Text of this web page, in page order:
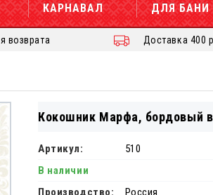
КАРНАВАЛ ДЛЯ БАНИ
возврата Доставка 400
Кокошник Марфа, бордовый в
Артикул:
510
В наличии
Производство:
Россия